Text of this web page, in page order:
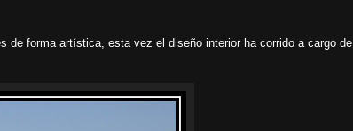
de forma artística, esta vez el diseño interior ha corrido a cargo de